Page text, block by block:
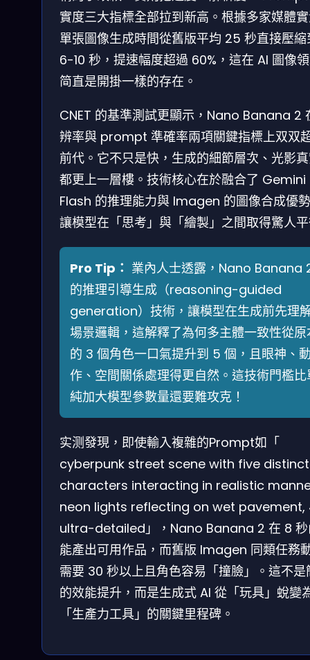
實度三大指標全部拉到新高。根據多家媒體
單張圖像生成時間從舊版平均 25 秒直接壓縮
6-10 秒，提速幅度超過 60%，這在 AI 圖像
简直是開掛一樣的存在。
CNET 的基準測試更顯示，Nano Banana 2
辨率與 prompt 準確率兩項關鍵指標上双双
前代。它不只是快，生成的細節層次、光影
都更上一層樓。技術核心在於融合了 Gemini
Flash 的推理能力與 Imagen 的圖像合成優
讓模型在「思考」與「繪製」之間取得驚人
Pro Tip： 業內人士透露，Nano Banana
的推理引導生成（reasoning-guided
generation）技術，讓模型在生成前先理
場景邏輯，這解釋了為何多主體一致性從原
的 3 個角色一口氣提升到 5 個，且眼神、
作、空間關係處理得更自然。這技術門檻比
純加大模型參數量還要難攻克！
实测發現，即使輸入複雜的Prompt如「
cyberpunk street scene with five distinct
characters interacting in realistic
neon lights reflecting on wet pavement,
ultra-detailed」，Nano Banana 2 在 8 秒
能產出可用作品，而舊版 Imagen 同類任務
需要 30 秒以上且角色容易「撞臉」。這不是
的效能提升，而是生成式 AI 從「玩具」蛻變
「生產力工具」的關鍵里程碑。